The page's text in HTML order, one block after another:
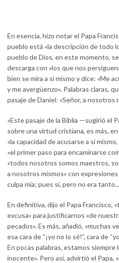
En esencia, hizo notar el Papa
pueblo está «la descripción de todo
pueblo de Dios, en este momento, se
descarga con «los que nos
bien se mira a sí mismo y dice: «Me
y me avergüenzo». Palabras claras,
pasaje de Daniel: «Señor, a nosotros
«Este pasaje de la Biblia —sugirió el
sobre una virtud cristiana, es más,
«la capacidad de acusarse a sí
«el primer paso para encaminarse
«todos nosotros somos maestros,
a nosotros mismos» con expresiones
culpa mía; pues sí, pero no era
En definitiva, dijo el Papa Francisco,
excusa» para justificarnos «de
pecados». Es más, añadió, «muchas
esa cara de “¡yo no lo sé!”, cara de
En pocas palabras, estamos siempre
inocente». Pero así, advirtió el Papa,